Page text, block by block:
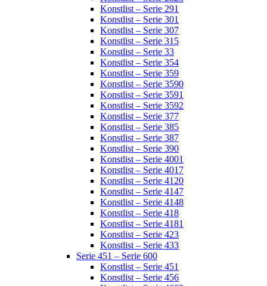
Konstlist – Serie 291
Konstlist – Serie 301
Konstlist – Serie 307
Konstlist – Serie 315
Konstlist – Serie 33
Konstlist – Serie 354
Konstlist – Serie 359
Konstlist – Serie 3590
Konstlist – Serie 3591
Konstlist – Serie 3592
Konstlist – Serie 377
Konstlist – Serie 385
Konstlist – Serie 387
Konstlist – Serie 390
Konstlist – Serie 4001
Konstlist – Serie 4017
Konstlist – Serie 4120
Konstlist – Serie 4147
Konstlist – Serie 4148
Konstlist – Serie 418
Konstlist – Serie 4181
Konstlist – Serie 423
Konstlist – Serie 433
Serie 451 – Serie 600
Konstlist – Serie 451
Konstlist – Serie 456